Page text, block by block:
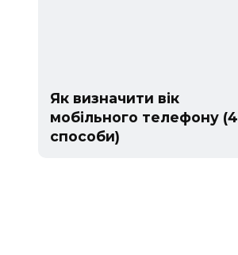
Як визначити вік
мобільного телефону (4
способи)